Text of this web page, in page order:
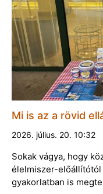
Mi is az a rövid
2026. július. 20. 10:32
Sokak vágya, hogy
élelmiszer-előállítótól
gyakorlatban is